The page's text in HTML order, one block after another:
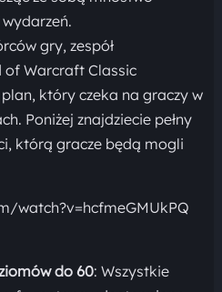
gry, zespół
of Warcraft Classic
plan, który czeka na graczy w
Poniżej znajdziecie pełny
którą gracze będą mogli
watch?v=hcfmeGMUkPQ
do 60: Wszystkie